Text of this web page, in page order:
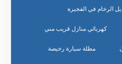
الرخام في الفجيرة
كهربائي منازل قريب مني
مظلة سيارة رخيصة